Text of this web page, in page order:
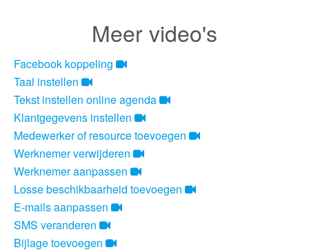
Meer video's
Facebook koppeling
Taal instellen
Tekst instellen online agenda
Klantgegevens instellen
Medewerker of resource toevoegen
Werknemer verwijderen
Werknemer aanpassen
Losse beschikbaarheid toevoegen
E-mails aanpassen
SMS veranderen
Bijlage toevoegen